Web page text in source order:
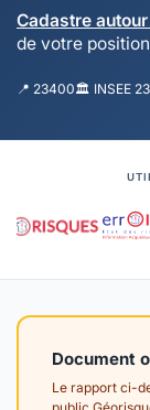
Cadastre
de votre
📍 23400🏛️ INSEE
Document
Le rapport ci-